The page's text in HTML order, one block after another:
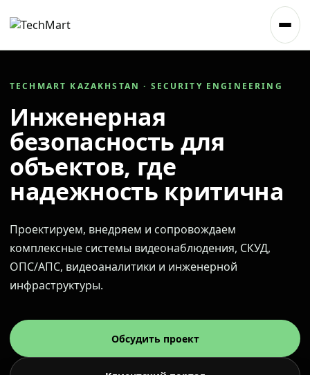
TECHMART KAZAKHSTAN · SECURITY ENGINEERING
Инженерная
безопасность для
объектов, где
надежность критична
Проектируем, внедряем и сопровождаем
комплексные системы видеонаблюдения, СКУД,
ОПС/АПС, видеоаналитики и инженерной
инфраструктуры.
Обсудить проект